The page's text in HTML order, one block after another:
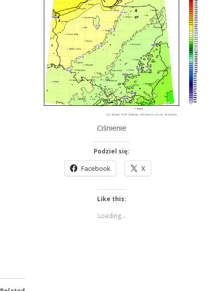
Ciśnienie
Podziel się:
Facebook X
Like this:
Loading...